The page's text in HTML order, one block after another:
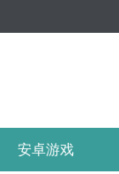
安卓游戏